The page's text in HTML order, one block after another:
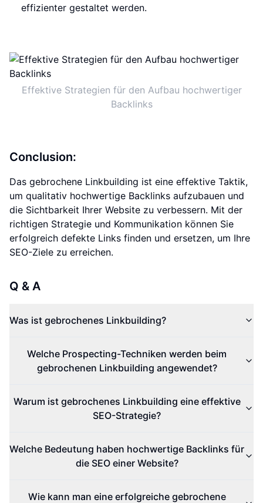
effizienter gestaltet werden.
Effektive Strategien für den Aufbau hochwertiger
Backlinks
Conclusion:
Das gebrochene Linkbuilding ist eine effektive Taktik,
um qualitativ hochwertige Backlinks aufzubauen und
die Sichtbarkeit Ihrer Website zu verbessern. Mit der
richtigen Strategie und Kommunikation können Sie
erfolgreich defekte Links finden und ersetzen, um Ihre
SEO-Ziele zu erreichen.
Q & A
Was ist gebrochenes Linkbuilding?
Welche Prospecting-Techniken werden beim
gebrochenen Linkbuilding angewendet?
Warum ist gebrochenes Linkbuilding eine effektive
SEO-Strategie?
Welche Bedeutung haben hochwertige Backlinks für
die SEO einer Website?
Wie kann man eine erfolgreiche gebrochene